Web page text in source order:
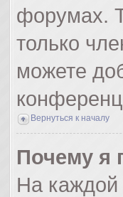
форумах.
только
можете
Вернуться к началу
Почему я
На каждой